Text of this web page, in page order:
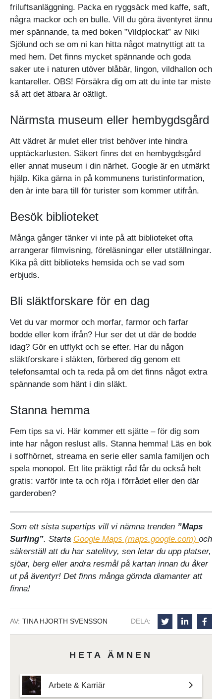
friluftsanläggning. Packa en ryggsäck med kaffe, saft,
några mackor och en bulle. Vill du göra äventyret ännu
mer spännande, ta med boken ”Vildplockat” av Niki
Sjölund och se om ni kan hitta något matnyttigt att ta
med hem. Det finns mycket spännande och goda
saker ute i naturen utöver blåbär, lingon, vildhallon och
kantareller. OBS! Försäkra dig om att du inte tar miste
så att det ätbara är oätligt.
Närmsta museum eller hembygdsgård
Att vädret är mulet eller trist behöver inte hindra
upptäckarlusten. Säkert finns det en hembygdsgård
eller annat museum i din närhet. Google är en utmärkt
hjälp. Kika gärna in på kommunens turistinformation,
den är inte bara till för turister som kommer utifrån.
Besök biblioteket
Många gånger tänker vi inte på att biblioteket ofta
arrangerar filmvisning, föreläsningar eller utställningar.
Kika på ditt biblioteks hemsida och se vad som
erbjuds.
Bli släktforskare för en dag
Vet du var mormor och morfar, farmor och farfar
bodde eller kom ifrån? Hur ser det ut där de bodde
idag? Gör en utflykt och se efter. Har du någon
släktforskare i släkten, förbered dig genom ett
telefonsamtal och ta reda på om det finns något extra
spännande som hänt i din släkt.
Stanna hemma
Fem tips sa vi. Här kommer ett sjätte – för dig som
inte har någon reslust alls. Stanna hemma! Läs en bok
i soffhörnet, streama en serie eller samla familjen och
spela monopol. Ett lite präktigt råd får du också helt
gratis: varför inte ta och röja i förrådet eller den där
garderoben?
Som ett sista supertips vill vi nämna trenden ”Maps
Surfing”. Starta Google Maps (maps.google.com) och
säkerställ att du har satelitvy, sen letar du upp platser,
sjöar, berg eller andra resmål på kartan innan du åker
ut på äventyr! Det finns många gömda diamanter att
finna!
AV: TINA HJORTH SVENSSON DELA:
HETA ÄMNEN
Arbete & Karriär